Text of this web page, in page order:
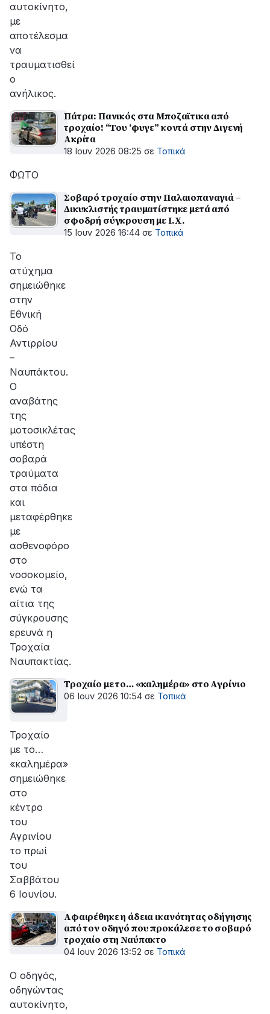
αυτοκίνητο,
με
αποτέλεσμα
να
τραυματισθεί
ο
ανήλικος.
Πάτρα: Πανικός στα Μποζαϊτικα από
τροχαίο! “Του ‘φυγε” κοντά στην Διγενή
Ακρίτα
18 Ιουν 2026 08:25 σε Τοπικά
ΦΩΤΟ
Σοβαρό τροχαίο στην Παλαιοπαναγιά –
Δικυκλιστής τραυματίστηκε μετά από
σφοδρή σύγκρουση με Ι.Χ.
15 Ιουν 2026 16:44 σε Τοπικά
Το
ατύχημα
σημειώθηκε
στην
Εθνική
Οδό
Αντιρρίου
–
Ναυπάκτου.
Ο
αναβάτης
της
μοτοσικλέτας
υπέστη
σοβαρά
τραύματα
στα πόδια
και
μεταφέρθηκε
με
ασθενοφόρο
στο
νοσοκομείο,
ενώ τα
αίτια της
σύγκρουσης
ερευνά η
Τροχαία
Ναυπακτίας.
Τροχαίο με το… «καλημέρα» στο Αγρίνιο
06 Ιουν 2026 10:54 σε Τοπικά
Τροχαίο
με το…
«καλημέρα»
σημειώθηκε
στο
κέντρο
του
Αγρινίου
το πρωί
του
Σαββάτου
6 Ιουνίου.
Αφαιρέθηκε η άδεια ικανότητας οδήγησης
από τον οδηγό που προκάλεσε το σοβαρό
τροχαίο στη Ναύπακτο
04 Ιουν 2026 13:52 σε Τοπικά
Ο οδηγός,
οδηγώντας
αυτοκίνητο,